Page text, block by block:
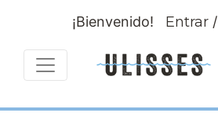
¡Bienvenido! Entrar/